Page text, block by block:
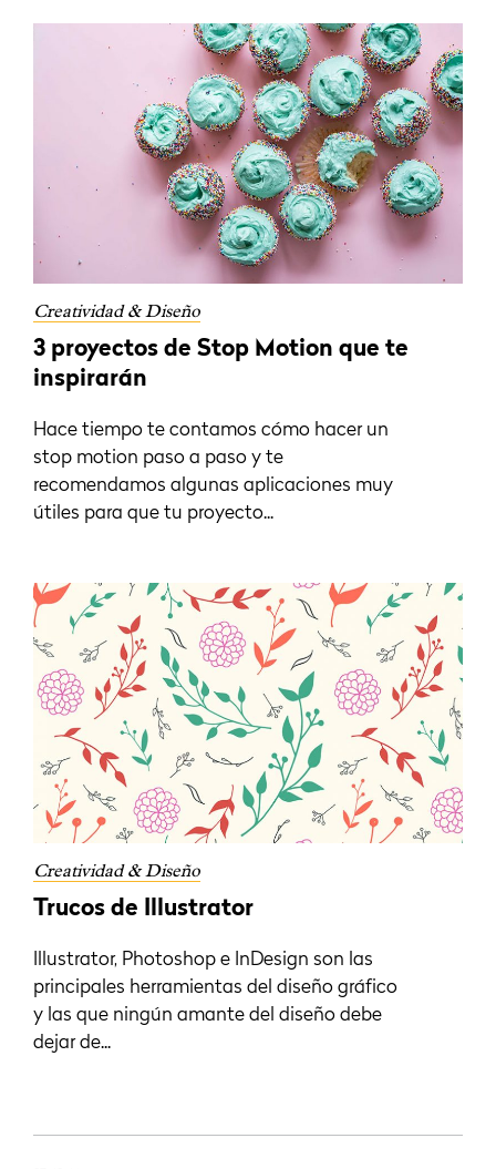
Creatividad & Diseño
3 proyectos de Stop Motion que te
inspirarán
Hace tiempo te contamos cómo hacer un
stop motion paso a paso y te
recomendamos algunas aplicaciones muy
útiles para que tu proyecto...
Creatividad & Diseño
Trucos de Illustrator
Illustrator, Photoshop e InDesign son las
principales herramientas del diseño gráfico
y las que ningún amante del diseño debe
dejar de...